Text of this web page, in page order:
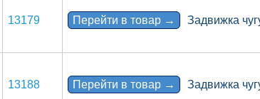
13179 Перейти в товар → Задвижка
13188 Перейти в товар → Задвижка